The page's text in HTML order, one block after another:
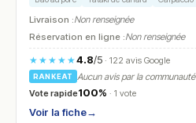
Livraison :Non renseignée
Réservation en ligne :Non renseignée
★★★★★4.8/5· 122 avis Google
RANKEAT
Aucun avis par la communauté
Vote rapide100% · 1 vote
Voir la fiche→